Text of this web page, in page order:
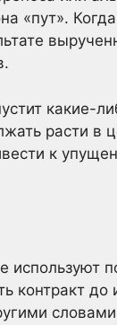
«пут».
какие-
расти в
к
используют
контракт до